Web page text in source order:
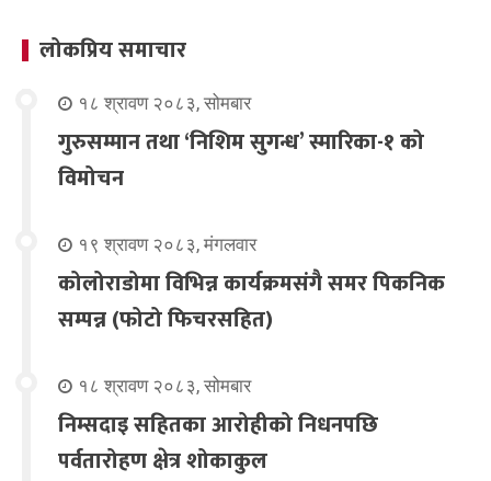
लोकप्रिय समाचार
१८ श्रावण २०८३, सोमबार
गुरुसम्मान तथा ‘निशिम सुगन्ध’ स्मारिका-१ को
विमोचन
१९ श्रावण २०८३, मंगलवार
कोलोराडोमा विभिन्न कार्यक्रमसंगै समर पिकनिक
सम्पन्न (फोटो फिचरसहित)
१८ श्रावण २०८३, सोमबार
निम्सदाइ सहितका आरोहीको निधनपछि
पर्वतारोहण क्षेत्र शोकाकुल